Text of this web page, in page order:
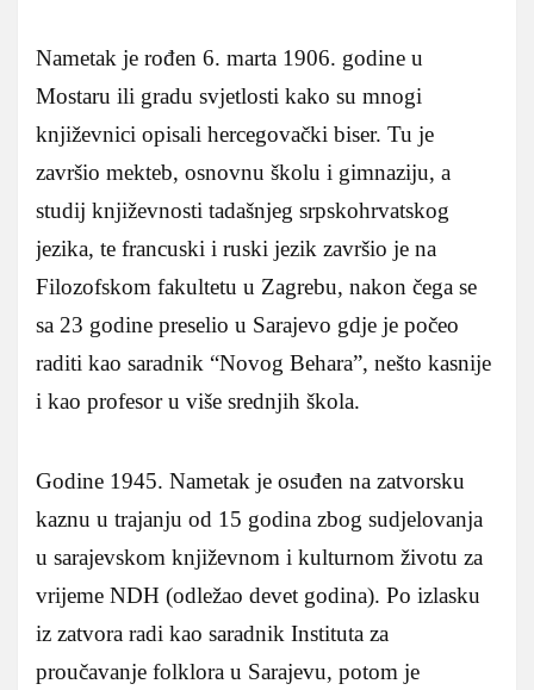
Nametak je rođen 6. marta 1906. godine u
Mostaru ili gradu svjetlosti kako su mnogi
književnici opisali hercegovački biser. Tu je
završio mekteb, osnovnu školu i gimnaziju, a
studij književnosti tadašnjeg srpskohrvatskog
jezika, te francuski i ruski jezik završio je na
Filozofskom fakultetu u Zagrebu, nakon čega se
sa 23 godine preselio u Sarajevo gdje je počeo
raditi kao saradnik “Novog Behara”, nešto kasnije
i kao profesor u više srednjih škola.
Godine 1945. Nametak je osuđen na zatvorsku
kaznu u trajanju od 15 godina zbog sudjelovanja
u sarajevskom književnom i kulturnom životu za
vrijeme NDH (odležao devet godina). Po izlasku
iz zatvora radi kao saradnik Instituta za
proučavanje folklora u Sarajevu, potom je